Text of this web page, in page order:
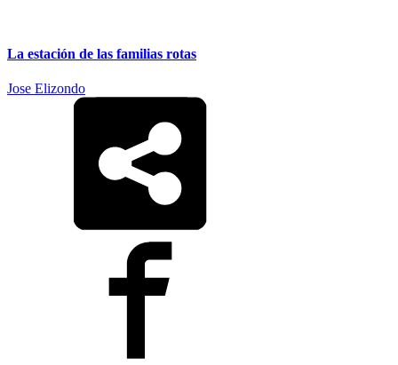
La estación de las familias rotas
Jose Elizondo